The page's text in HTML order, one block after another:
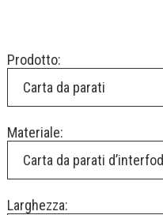
Prodotto:
Carta da parati
Materiale:
Carta da parati
Larghezza: